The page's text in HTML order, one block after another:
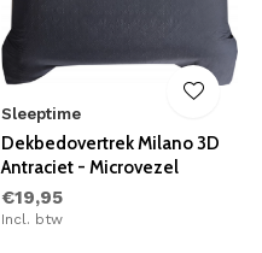
Sleeptime
Dekbedovertrek Milano 3D
Antraciet - Microvezel
€19,95
Incl. btw